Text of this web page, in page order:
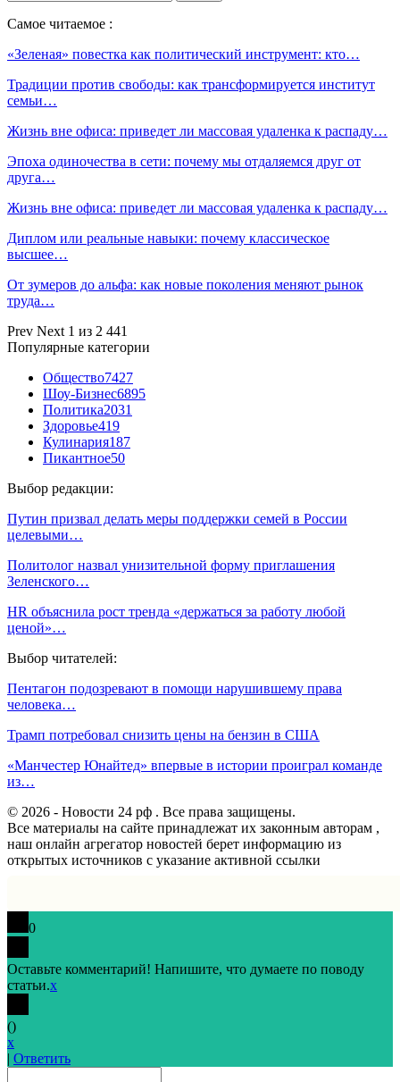
Самое читаемое :
«Зеленая» повестка как политический инструмент: кто…
Традиции против свободы: как трансформируется институт
семьи…
Жизнь вне офиса: приведет ли массовая удаленка к распаду…
Эпоха одиночества в сети: почему мы отдаляемся друг от
друга…
Жизнь вне офиса: приведет ли массовая удаленка к распаду…
Диплом или реальные навыки: почему классическое
высшее…
От зумеров до альфа: как новые поколения меняют рынок
труда…
Prev Next 1 из 2 441
Популярные категории
Общество7427
Шоу-Бизнес6895
Политика2031
Здоровье419
Кулинария187
Пикантное50
Выбор редакции:
Путин призвал делать меры поддержки семей в России
целевыми…
Политолог назвал унизительной форму приглашения
Зеленского…
HR объяснила рост тренда «держаться за работу любой
ценой»…
Выбор читателей:
Пентагон подозревают в помощи нарушившему права
человека…
Трамп потребовал снизить цены на бензин в США
«Манчестер Юнайтед» впервые в истории проиграл команде
из…
© 2026 - Новости 24 рф . Все права защищены.
Все материалы на сайте принадлежат их законным авторам ,
наш онлайн агрегатор новостей берет информацию из
открытых источников с указание активной ссылки
0
Оставьте комментарий! Напишите, что думаете по поводу
статьи.x
()
x
| Ответить